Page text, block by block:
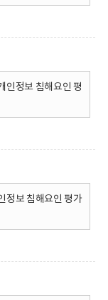
인정보 침해요인 평
정보 침해요인 평가